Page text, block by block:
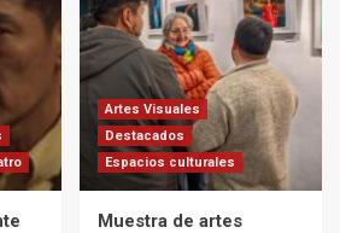
Artes Visuales
Destacados
Espacios culturales
Muestra de artes